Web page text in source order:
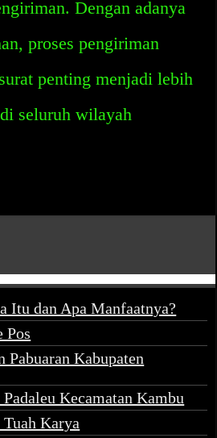
Dengan adanya
proses pengiriman
penting menjadi lebih
seluruh wilayah
Itu dan Apa Manfaatnya?
Pos
Pabuaran Kabupaten
Kecamatan Kambu
Karya